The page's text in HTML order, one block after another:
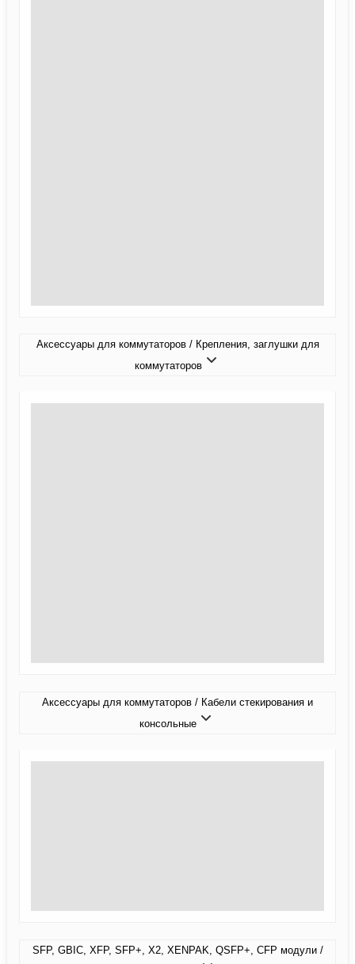
Аксессуары для коммутаторов / Крепления, заглушки для
коммутаторов
Аксессуары для коммутаторов / Кабели стекирования и
консольные
SFP, GBIC, XFP, SFP+, X2, XENPAK, QSFP+, CFP модули /